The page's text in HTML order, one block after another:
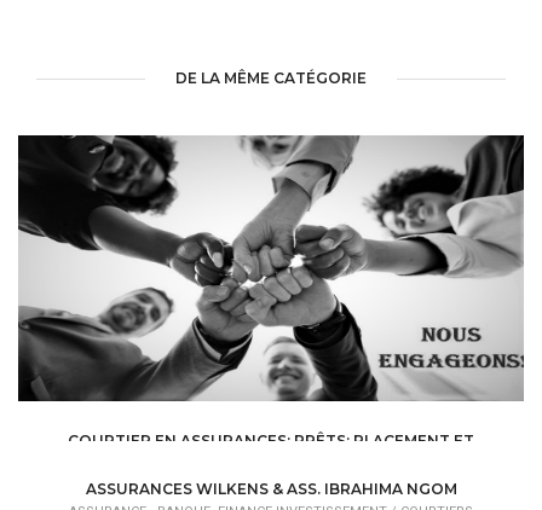
DE LA MÊME CATÉGORIE
COURTIER EN ASSURANCES; PRÊTS; PLACEMENT ET
ASSURANCE - BANQUE -FINANCE-INVESTISSEMENT / COURTIERS
ASSURANCES WILKENS & ASS. IBRAHIMA NGOM